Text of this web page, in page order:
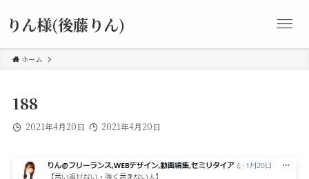
りん様(後藤りん)
ホーム
188
2021年4月20日 2021年4月20日